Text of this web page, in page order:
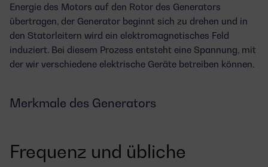
Energie des Motors auf den Rotor des Generators
übertragen, der Generator beginnt sich zu drehen und in
den Statorleitern wird ein elektromagnetisches Feld
induziert. Bei diesem Prozess entsteht eine Spannung, mit
der wir verschiedene elektrische Geräte betreiben können.
Merkmale des Generators
Frequenz und übliche